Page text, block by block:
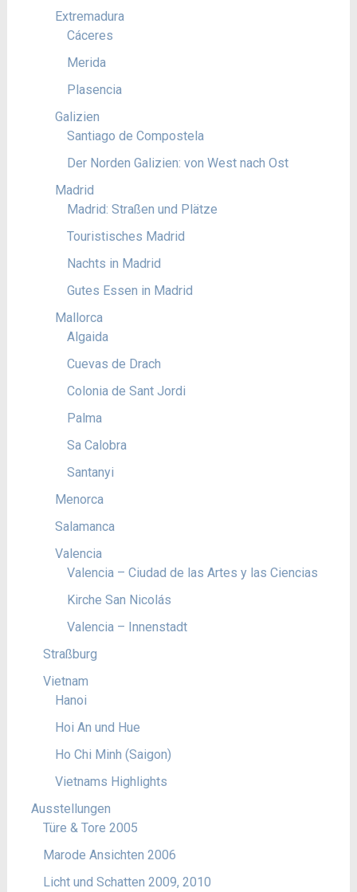
Extremadura
Cáceres
Merida
Plasencia
Galizien
Santiago de Compostela
Der Norden Galizien: von West nach Ost
Madrid
Madrid: Straßen und Plätze
Touristisches Madrid
Nachts in Madrid
Gutes Essen in Madrid
Mallorca
Algaida
Cuevas de Drach
Colonia de Sant Jordi
Palma
Sa Calobra
Santanyi
Menorca
Salamanca
Valencia
Valencia – Ciudad de las Artes y las Ciencias
Kirche San Nicolás
Valencia – Innenstadt
Straßburg
Vietnam
Hanoi
Hoi An und Hue
Ho Chi Minh (Saigon)
Vietnams Highlights
Ausstellungen
Türe & Tore 2005
Marode Ansichten 2006
Licht und Schatten 2009, 2010